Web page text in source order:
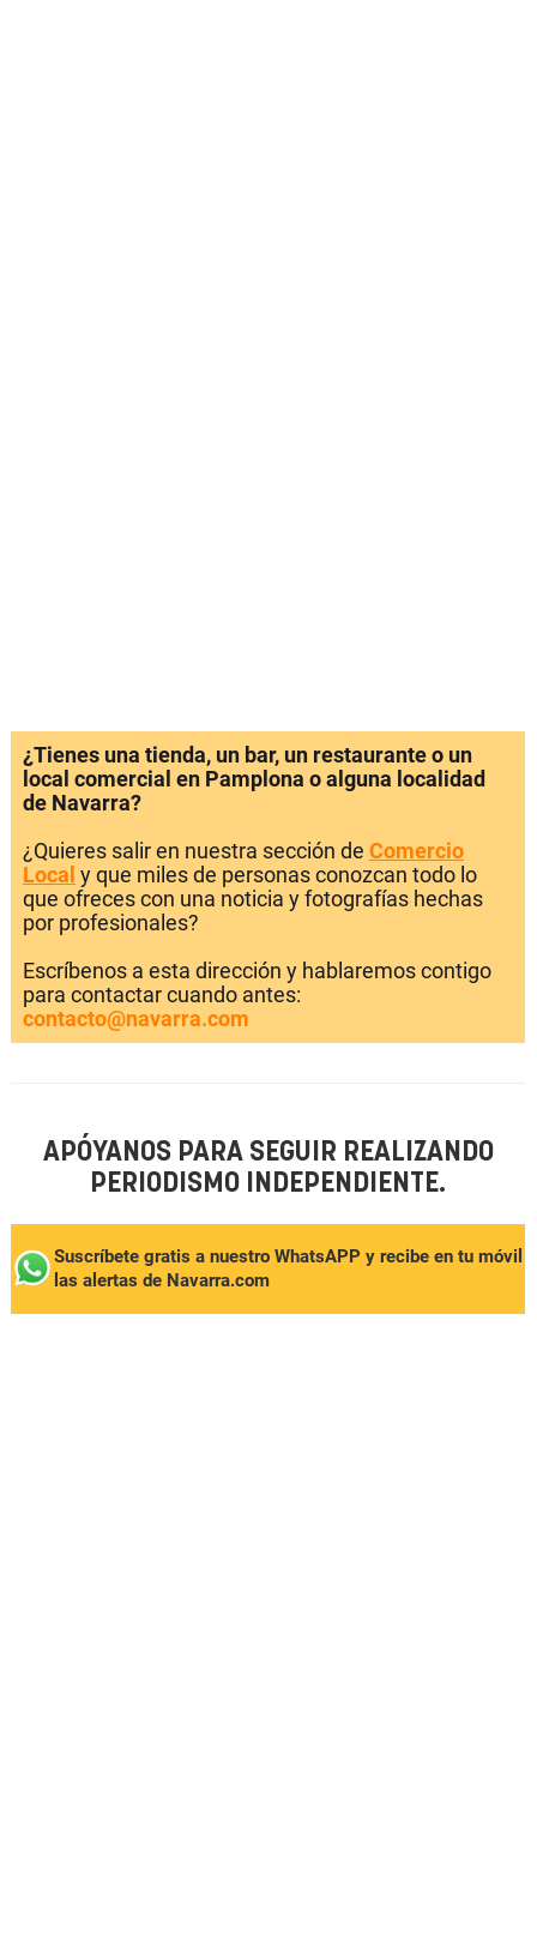
¿Tienes una tienda, un bar, un restaurante o un
local comercial en Pamplona o alguna localidad
de Navarra?
¿Quieres salir en nuestra sección de Comercio
Local y que miles de personas conozcan todo lo
que ofreces con una noticia y fotografías hechas
por profesionales?
Escríbenos a esta dirección y hablaremos contigo
para contactar cuando antes:
contacto@navarra.com
APÓYANOS PARA SEGUIR REALIZANDO
PERIODISMO INDEPENDIENTE.
Suscríbete gratis a nuestro WhatsAPP y recibe en tu móvil
las alertas de Navarra.com